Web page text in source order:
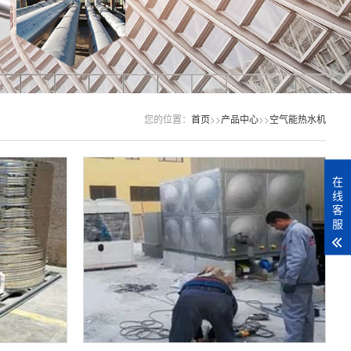
您的位置： 首页>>产品中心>>空气能热水机
在
线
客
服